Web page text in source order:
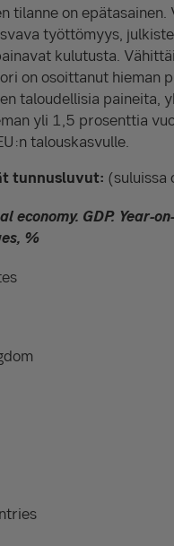
tilanne on
työttömyys,
kulutusta.
on osoittanut hieman
taloudellisia paineita,
yli 1,5 prosenttia
talouskasvulle.
tunnusluvut: (suluissa
economy. GDP. Year-on-
%